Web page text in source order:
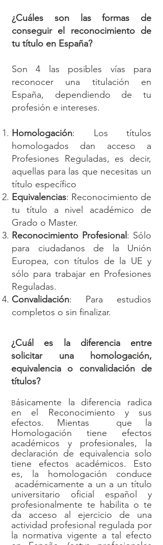
¿Cuáles son las formas de
conseguir el reconocimiento de
tu título en España?
Son 4 las posibles vías para
reconocer una titulación en
España, dependiendo de tu
profesión e intereses.
Homologación: Los títulos
homologados dan acceso a
Profesiones Reguladas, es decir,
aquellas para las que necesitas un
título específico
Equivalencias: Reconocimiento de
tu título a nivel académico de
Grado o Master.
Reconocimiento Profesional : Sólo
para ciudadanos de la Unión
Europea, con títulos de la UE y
sólo para trabajar en Profesiones
Reguladas.
Convalidación: Para estudios
completos o sin finalizar.
¿Cuál es la diferencia entre
solicitar una homologación,
equivalencia o convalidación de
títulos?
Básicamente la diferencia radica
en el Reconocimiento y sus
efectos. Mientas que la
Homologación tiene efectos
académicos y profesionales, la
declaración de equivalencia solo
tiene efectos académicos. Esto
es, la homologación conduce
académicamente a un a un título
universitario oficial español y
profesionalmente te habilita o te
da acceso al ejercicio de una
actividad profesional regulada por
la normativa vigente a tal efecto